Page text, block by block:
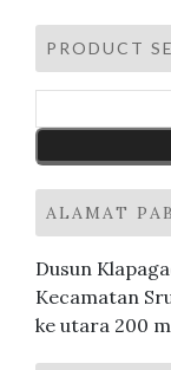
PRODUCT
ALAMAT
Dusun
Kecamatan
ke utara 200 m